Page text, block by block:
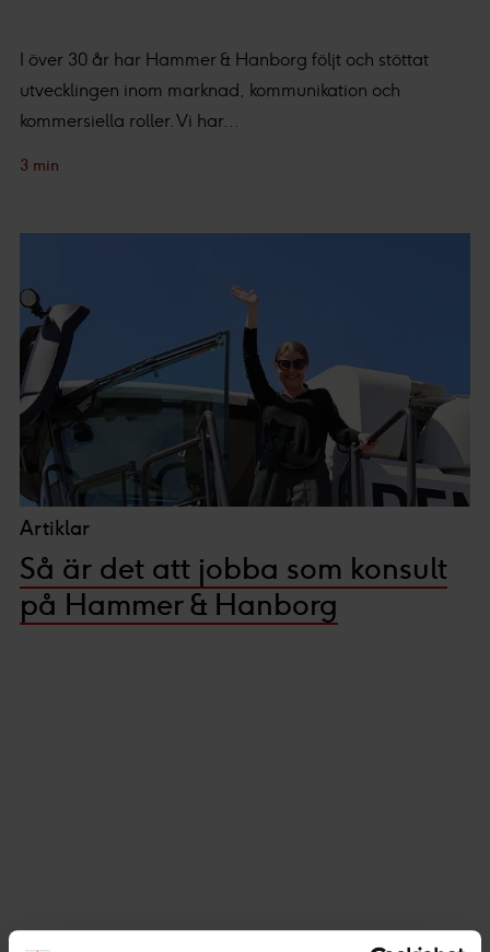
I över 30 år har Hammer & Hanborg följt och stöttat
utvecklingen inom marknad, kommunikation och
kommersiella roller. Vi har...
3 min
Artiklar
Så är det att jobba som konsult
på Hammer & Hanborg